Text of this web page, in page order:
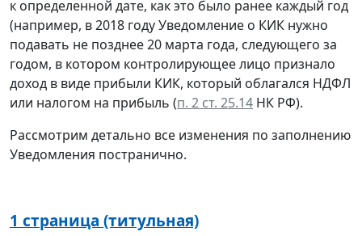
к определенной дате, как это было ранее каждый год
(например, в 2018 году Уведомление о КИК нужно
подавать не позднее 20 марта года, следующего за
годом, в котором контролирующее лицо признало
доход в виде прибыли КИК, который облагался НДФЛ
или налогом на прибыль (п. 2 ст. 25.14 НК РФ).
Рассмотрим детально все изменения по заполнению
Уведомления постранично.
1 страница (титульная)